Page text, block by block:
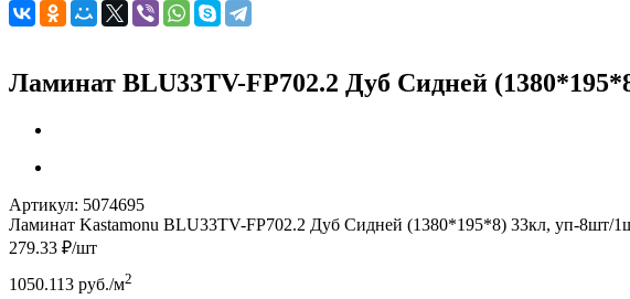
Ламинат BLU33TV-FP702.2 Дуб Сидней
Артикул: 5074695
Ламинат Kastamonu BLU33TV-FP702.2 Дуб Сидней (1380*195*8) 33кл, уп-8шт/
279.33 ₽/шт
1050.113 руб./м2